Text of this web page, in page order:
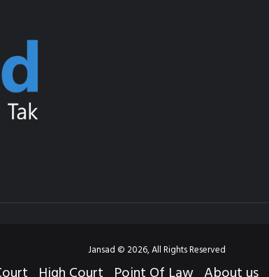
Jansad © 2026, All Rights Reserved
High Court Point Of Law About us